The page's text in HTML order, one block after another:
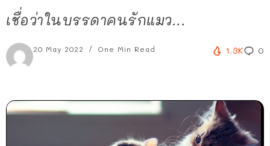
เชื่อว่าในบรรดาคนรักแมว...
20 May 2022 One Min Read 1.3K 0